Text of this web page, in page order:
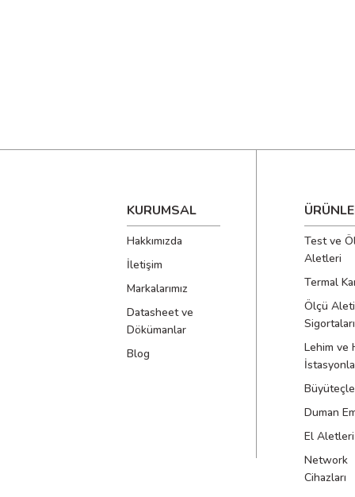
Güç Tüketimi
Depolama Sıcaklığı
Boyutlar
KURUMSAL
Hakkımızda
İletişim
Markalarımız
Datasheet ve
Dökümanlar
Blog
Test ve
Aletleri
Termal
Ölçü Aleti
Sigortaları
Lehim ve
Duman
El Aletleri
Network
Cihazları